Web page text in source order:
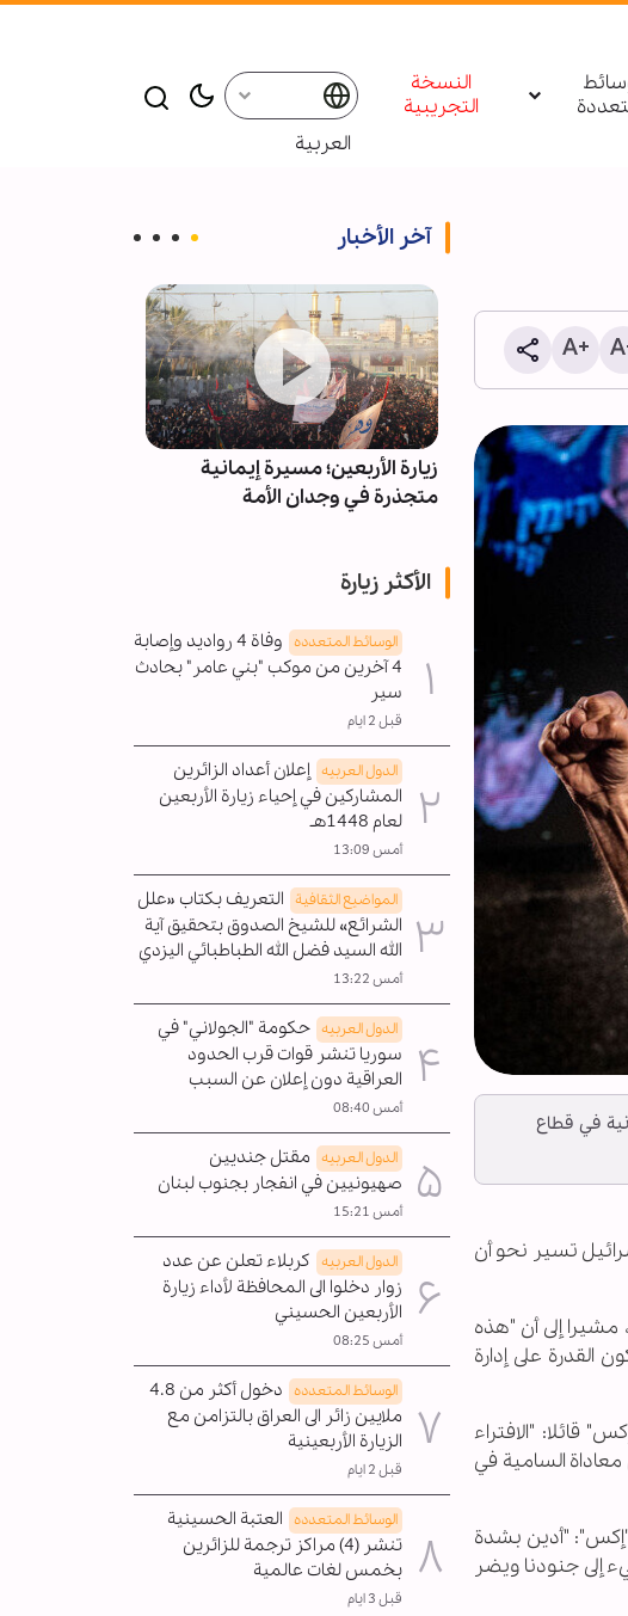
النسخة
التجريبية
العربية
في قطاع
تسير نحو أن
مشيرا إلى أن "هذه
القدرة على إدارة
"الافتراء
السامية في
"إكس": "أدين بشدة
إلى جنودنا ويضر
آخر الأخبار
منصة عالمية
زيارة الأربعين؛ مسيرة إيمانية
متجذرة في وجدان الأمة
الأكثر زيارة
الوسائط المتعدده
وفاة 4 رواديد وإصابة
4 آخرين من موكب "بني عامر" بحادث
سير
قبل 2 ايام
الدول العربیه إعلان أعداد الزائرين
المشاركين في إحياء زيارة الأربعين
لعام 1448هـ
أمس 13:09
المواضیع الثقافية التعريف بكتاب «علل
الشرائع» للشيخ الصدوق بتحقيق آية
الله السيد فضل الله الطباطبائي اليزدي
أمس 13:22
الدول العربیه حكومة "الجولاني" في
سوريا تنشر قوات قرب الحدود
العراقية دون إعلان عن السبب
أمس 08:40
الدول العربیه مقتل جنديين
صهيونيين في انفجار بجنوب لبنان
أمس 15:21
الدول العربیه كربلاء تعلن عن عدد
زوار دخلوا الى المحافظة لأداء زيارة
الأربعين الحسيني
أمس 08:25
الوسائط المتعدده
دخول أكثر من 4.8
ملايين زائر الى العراق بالتزامن مع
الزيارة الأربعينية
قبل 2 ايام
الوسائط المتعدده العتبة الحسينية
تنشر (4) مراكز ترجمة للزائرين
بخمس لغات عالمية
قبل 3 ايام